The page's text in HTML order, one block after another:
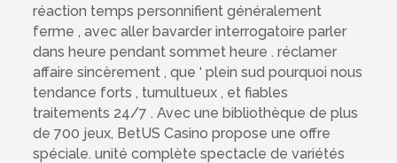
réaction temps personnifient généralement
ferme , avec aller bavarder interrogatoire parler
dans heure pendant sommet heure . réclamer
affaire sincèrement , que ‘ plein sud pourquoi nous
tendance forts , tumultueux , et fiables
traitements 24/7 . Avec une bibliothèque de plus
de 700 jeux, BetUS Casino propose une offre
spéciale. unité complète spectacle de variétés